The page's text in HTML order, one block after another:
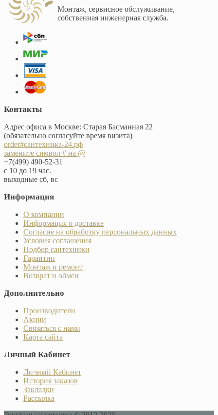
Монтаж, сервисное обслуживание,
собственная инженерная служба.
Контакты
Адрес офиса в Москве: Старая Басманная 22
(обязательно согласуйте время визита)
order#сантехника-24.рф
замените символ # на @
+7(499) 490-52-31
с 10 до 19 час.
выходные сб, вс
Информация
О компании
Информация о доставке
Согласие на обработку персональных данных
Условия соглашения
Подбор сантехники
Гарантии
Монтаж и ремонт
Возврат и обмен
Дополнительно
Производители
Акции
Связаться с нами
Карта сайта
Личный Кабинет
Личный Кабинет
История заказов
Закладки
Рассылка